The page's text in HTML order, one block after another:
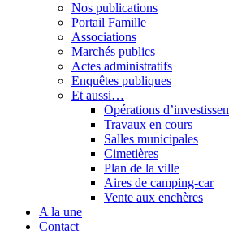
Nos publications
Portail Famille
Associations
Marchés publics
Actes administratifs
Enquêtes publiques
Et aussi…
Opérations
Travaux en cours
Salles municipales
Cimetières
Plan de la ville
Aires de camping-car
Vente aux enchères
A la une
Contact